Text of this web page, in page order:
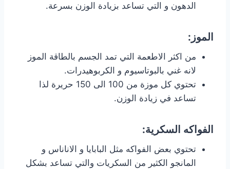
الدهون و التي تساعد بزيادة الوزن بسرعة.
الموز:
من اكثر الاطعمة التي تمد الجسم بالطاقة الموز
لانه غني بالبوتاسيوم و الكربوهيدرات.
تحتوي كل موزة من 100 الى 150 حريرة لذا
تساعد في زيادة الوزن.
الفواكه السكرية:
تحتوي بعض الفواكه مثل البابايا و الاناناس و
المانجو الكثير من السكريات والتي تساعد بشكل